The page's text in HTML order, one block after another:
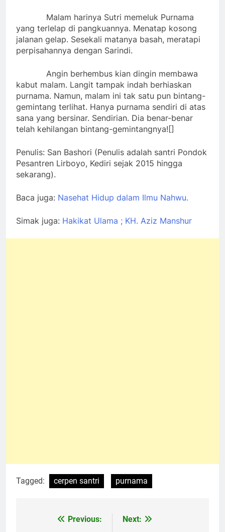
Malam harinya Sutri memeluk Purnama
yang terlelap di pangkuannya. Menatap kosong
jalanan gelap. Sesekali matanya basah, meratapi
perpisahannya dengan Sarindi.
Angin berhembus kian dingin membawa
kabut malam. Langit tampak indah berhiaskan
purnama. Namun, malam ini tak satu pun bintang-
gemintang terlihat. Hanya purnama sendiri di atas
sana yang bersinar. Sendirian. Dia benar-benar
telah kehilangan bintang-gemintangnya![]
Penulis: San Bashori (Penulis adalah santri Pondok
Pesantren Lirboyo, Kediri sejak 2015 hingga
sekarang).
Baca juga: Nasehat Hidup dalam Ilmu Nahwu.
Simak juga: Hakikat Ulama ; KH. Aziz Manshur
Tagged: cerpen santri purnama
NavigasiPrevious: Next: